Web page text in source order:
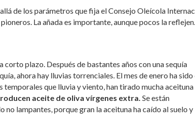
de los parámetros que fija el Consejo Oleícola
La añada es importante, aunque pocos la reflejen.
plazo. Después de bastantes años con una sequía
ahora hay lluvias torrenciales. El mes de enero ha sido
que lluvia y viento, han tirado mucha aceituna
aceite de oliva vírgenes extra. Se están
lampantes, porque gran la aceituna ha caído al suelo y